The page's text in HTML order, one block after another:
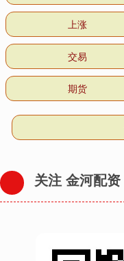
上涨
交易
期货
关注 金河配资